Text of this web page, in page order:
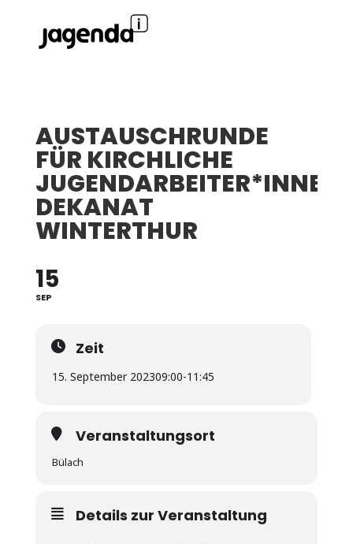
AUSTAUSCHRUNDE
FÜR KIRCHLICHE
JUGENDARBEITER*INNEN
DEKANAT
WINTERTHUR
15
SEP
Zeit
15. September 202309:00-11:45
Veranstaltungsort
Bülach
Details zur Veranstaltung